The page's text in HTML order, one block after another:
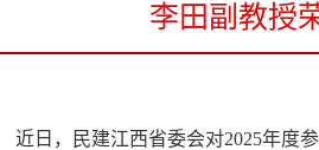
李田副教授
近日，民建江西省委会对2025年度